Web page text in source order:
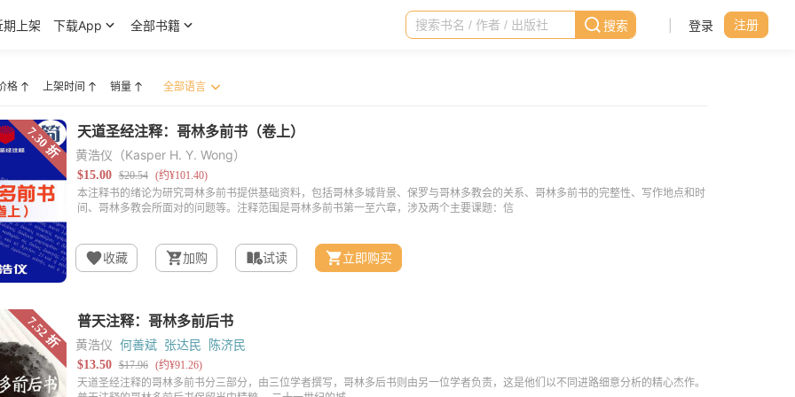
期上架 下载App 全部书籍 登录 注册
格 上架时间 销量
黄浩仪（Kasper H. Y. Wong）
收藏 加购 试读 立即购买
黄浩仪 何善斌 张达民 陈济民